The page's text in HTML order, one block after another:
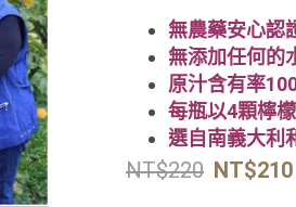
無農藥安心認
無添加任何的
原汁含有率
每瓶以4顆檸
選自南義大利
NT$220 NT$210